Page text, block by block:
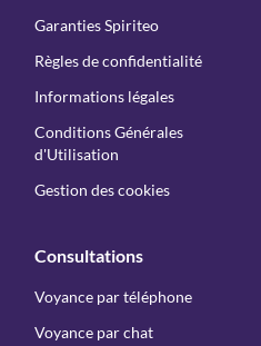
Garanties Spiriteo
Règles de confidentialité
Informations légales
Conditions Générales
d'Utilisation
Gestion des cookies
Consultations
Voyance par téléphone
Voyance par chat